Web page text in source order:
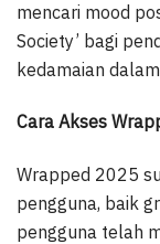
mencari mood
Society’ bagi
kedamaian
Cara Akses
Wrapped 2025
pengguna, baik
pengguna telah